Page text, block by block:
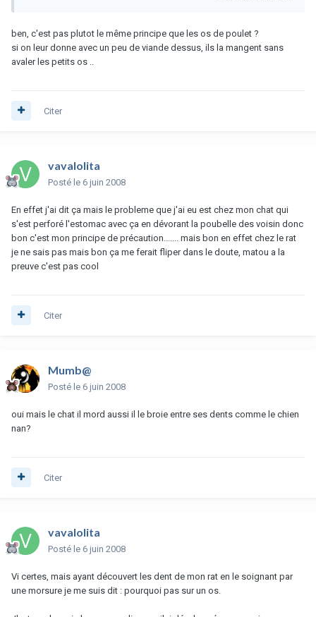
ben, c'est pas plutot le même principe que les os de poulet ?
si on leur donne avec un peu de viande dessus, ils la mangent sans
avaler les petits os ..
Citer
vavalolita
Posté le 6 juin 2008
En effet j'ai dit ça mais le probleme que j'ai eu est chez mon chat qui
s'est perforé l'estomac avec ça en dévorant la poubelle des voisin donc
bon c'est mon principe de précaution....... mais bon en effet chez le rat
je ne sais pas mais bon ça me ferait fliper dans le doute, matou a la
preuve c'est pas cool
Citer
Mumb@
Posté le 6 juin 2008
oui mais le chat il mord aussi il le broie entre ses dents comme le chien
nan?
Citer
vavalolita
Posté le 6 juin 2008
Vi certes, mais ayant découvert les dent de mon rat en le soignant par
une morsure je me suis dit : pourquoi pas sur un os.